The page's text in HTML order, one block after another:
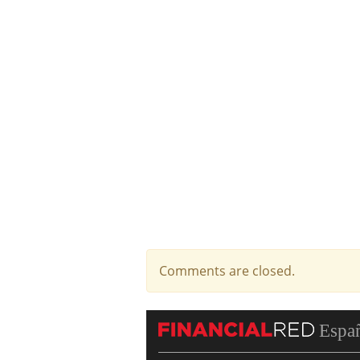
Comments are closed.